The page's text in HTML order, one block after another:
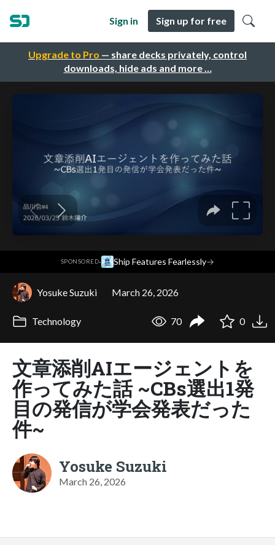
Upgrade to Pro — share decks privately, control
downloads, hide ads and more …
Sign in Sign up for free
SPONSORED· Ship Features Fearlessly→
Yosuke Suzuki March 26, 2026
Technology 70 0
文章添削AIエージェントを
作ってみた話 ~CBs選出1発
目の発信が学会発表だった
件~
Yosuke Suzuki
March 26, 2026